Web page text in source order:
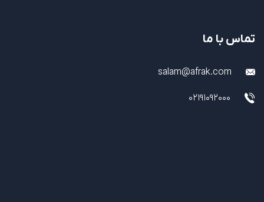
تماس با ما
salam@afrak.com
02191092000